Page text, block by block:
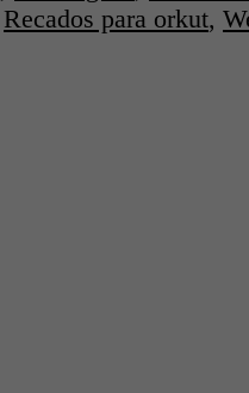
Recados para orkut,